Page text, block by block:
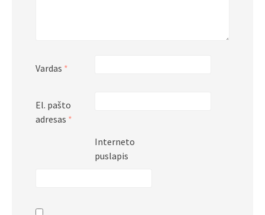
Vardas *
El. pašto
adresas *
Interneto
puslapis